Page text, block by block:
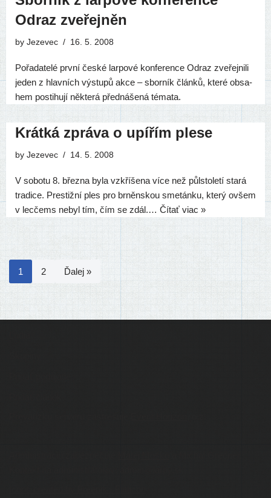
Odraz zveřejněn
by Jezevec 16. 5. 2008
Pořadatelé prv­ní čes­ké lar­po­vé kon­fe­ren­ce Odraz zve­řej­ni­li
jeden z hlav­ních výstu­pů akce – sbor­ník člán­ků, kte­ré obsa­
hem pos­ti­hu­jí něk­te­rá před­ná­še­ná témata.
Krátká zpráva o upířím plese
by Jezevec 14. 5. 2008
V sobo­tu 8. břez­na byla vzkří­še­na více než půls­to­le­tí sta­rá
tra­di­ce. Prestižní ples pro brněn­skou sme­tán­ku, kte­rý ovšem
v lec­čems nebyl tím, čím se zdál.… Čítať viac »
1 2 Ďalej »